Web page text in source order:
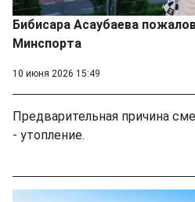
Бибисара Асаубаева
Минспорта
10 июня 2026 15:49
Предварительная причина
- утопление.